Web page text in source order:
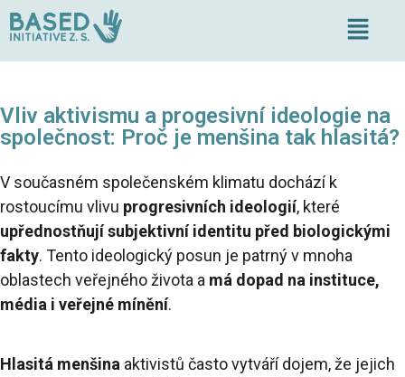
Vliv aktivismu a progesivní ideologie na
společnost: Proč je menšina tak hlasitá?
V současném společenském klimatu dochází k
rostoucímu vlivu progresivních ideologií, které
upřednostňují subjektivní identitu před biologickými
fakty. Tento ideologický posun je patrný v mnoha
oblastech veřejného života a má dopad na instituce,
média i veřejné mínění.
Hlasitá menšina aktivistů často vytváří dojem, že jejich